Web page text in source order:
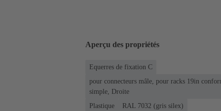
Aperçu des propriétés
Equerres de fixation C
pour connecteurs mâle, pour racks 19in
simple, Droite
Plastique
RAL 7032 (gris silex)